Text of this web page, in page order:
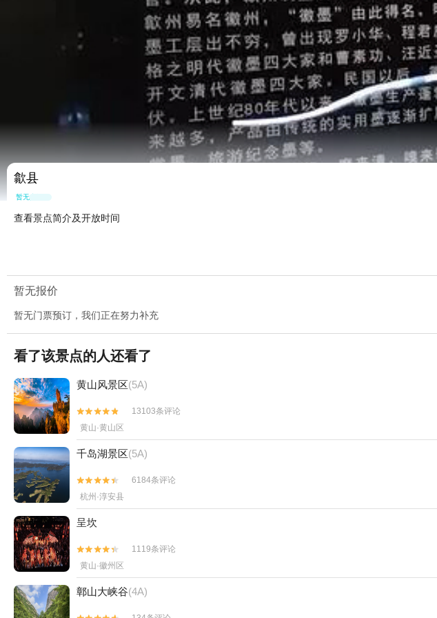
歙县
暂无点评
查看景点简介及开放时间
暂无报价
暂无门票预订，我们正在努力补充
看了该景点的人还看了
黄山风景区(5A)


13103条评论
黄山·黄山区
千岛湖景区(5A)


6184条评论
杭州·淳安县
呈坎


1119条评论
黄山·徽州区
鄣山大峡谷(4A)